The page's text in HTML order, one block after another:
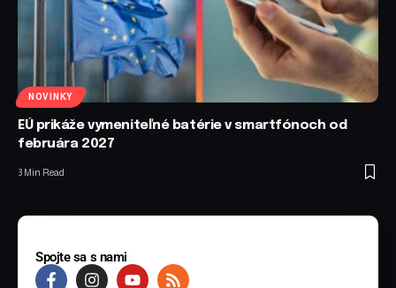
NOVINKY
EÚ prikáže vymeniteľné batérie v smartfónoch od
februára 2027
3 Min Read
Spojte sa s nami